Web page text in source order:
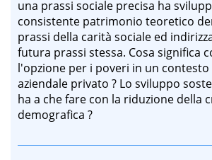
una prassi sociale precisa ha
consistente patrimonio teoretico
prassi della carità sociale ed
futura prassi stessa. Cosa significa
l'opzione per i poveri in un
aziendale privato ? Lo sviluppo
ha a che fare con la riduzione della
demografica ?